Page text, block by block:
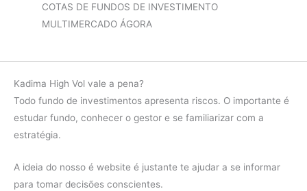
COTAS DE FUNDOS DE INVESTIMENTO
MULTIMERCADO ÁGORA
Kadima High Vol vale a pena?
Todo fundo de investimentos apresenta riscos. O importante é
estudar fundo, conhecer o gestor e se familiarizar com a
estratégia.
A ideia do nosso é website é justante te ajudar a se informar
para tomar decisões conscientes.